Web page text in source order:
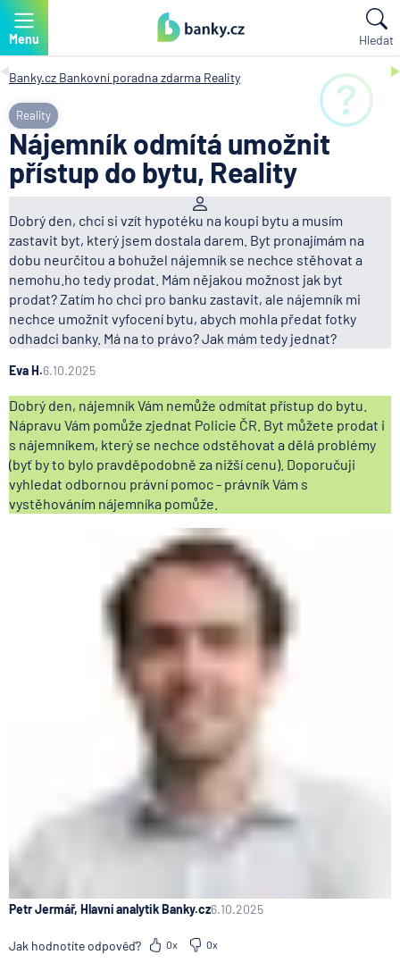
Menu Hledat
Banky.cz Bankovní poradna zdarma Reality
Reality
Nájemník odmítá umožnit
přístup do bytu, Reality
Dobrý den, chci si vzít hypotéku na koupi bytu a musím
zastavit byt, který jsem dostala darem. Byt pronajímám na
dobu neurčitou a bohužel nájemník se nechce stěhovat a
nemohu.ho tedy prodat. Mám nějakou možnost jak byt
prodat? Zatím ho chci pro banku zastavit, ale nájemník mi
nechce umožnit vyfocení bytu, abych mohla předat fotky
odhadci banky. Má na to právo? Jak mám tedy jednat?
Eva H.6.10.2025
Dobrý den, nájemník Vám nemůže odmítat přístup do bytu.
Nápravu Vám pomůže zjednat Policie ČR. Byt můžete prodat i
s nájemníkem, který se nechce odstěhovat a dělá problémy
(byť by to bylo pravděpodobně za nižší cenu). Doporučuji
vyhledat odbornou právní pomoc - právník Vám s
vystěhováním nájemníka pomůže.
Petr Jermář, Hlavní analytik Banky.cz6.10.2025
Jak hodnotíte odpověď? 0x 0x